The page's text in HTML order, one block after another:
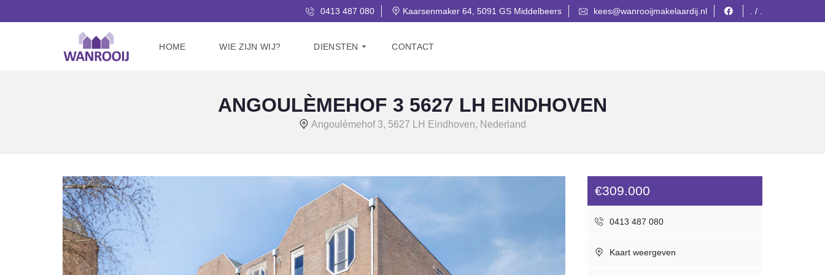
0413 487 080 Kaarsenmaker 64, 5091 GS Middelbeers kees@wanrooijmakelaardij.nl . / .
HOME WIE ZIJN WIJ? DIENSTEN
V
R
R
A
T
I
S
W
A
A
CONTACT
ANGOULÈMEHOF 3 5627 LH EINDHOVEN
Angoulèmehof 3, 5627 LH Eindhoven, Nederland
€309.000
0413 487 080
Kaart weergeven